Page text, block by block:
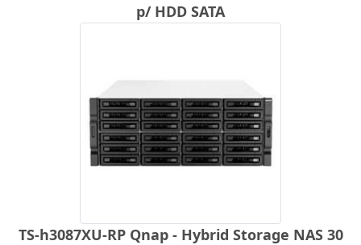
p/ HDD SATA
TS-h3087XU-RP Qnap - Hybrid Storage NAS 30